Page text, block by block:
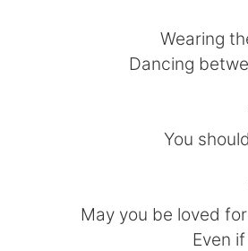
한국어
Italiano
Wearing
Dancing
You
May you be loved
Even